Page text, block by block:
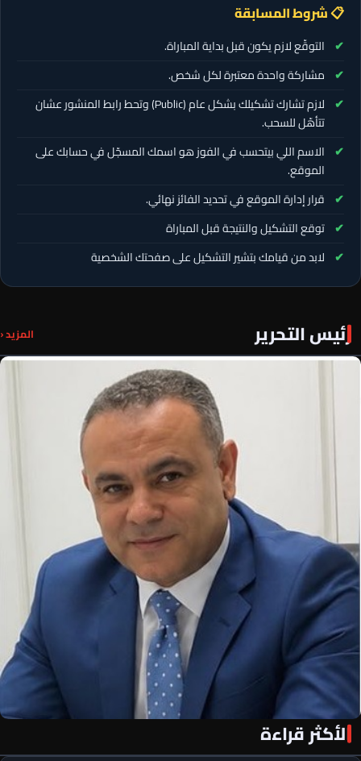
📋 شروط المسابقة
التوقّع لازم يكون قبل بداية المباراة.
مشاركة واحدة معتبرة لكل شخص.
لازم تشارك تشكيلك بشكل عام (Public) وتحط رابط المنشور عشان
تتأهّل للسحب.
الاسم اللي بيتحسب في الفوز هو اسمك المسجّل في حسابك على
الموقع.
قرار إدارة الموقع في تحديد الفائز نهائي.
توقع التشكيل والنتيجة قبل المباراة
لابد من قيامك بتشير التشكيل على صفحتك الشخصية
رئيس التحرير المزيد ‹
«الأهلي فور يو» لكل أهلاوي في كل مكان
الأكثر قراءة